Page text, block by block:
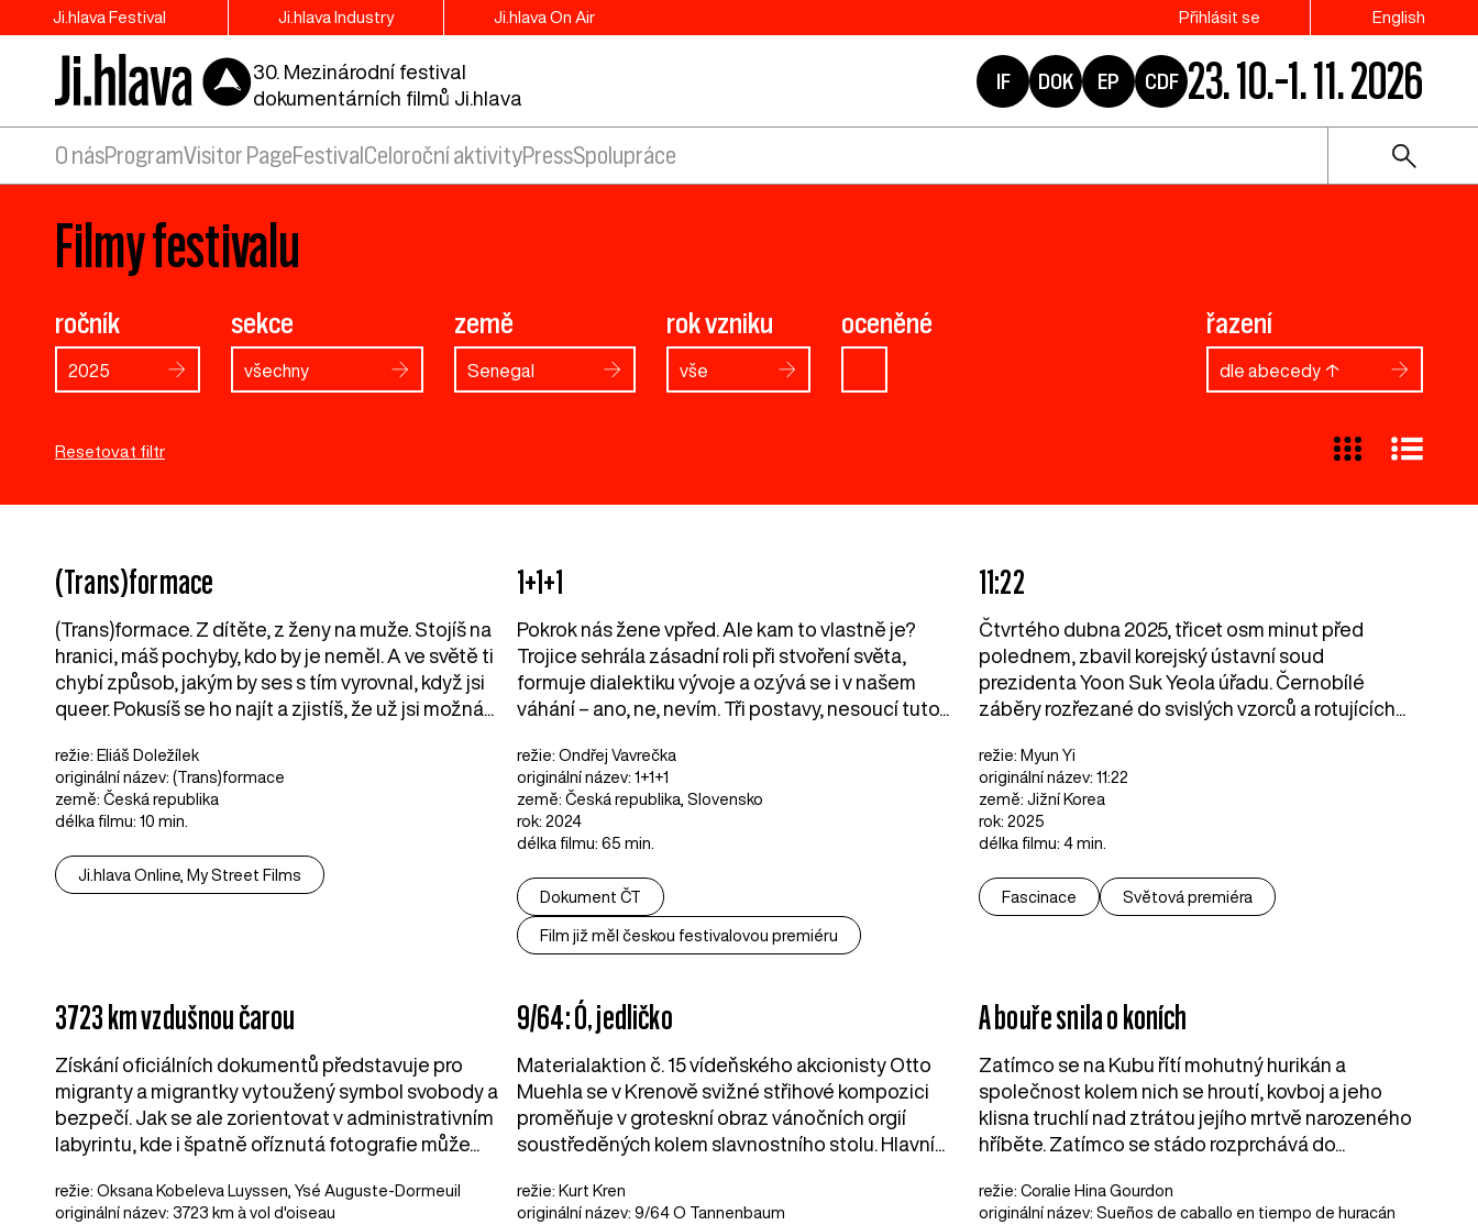
Ji.hlava Festival Ji.hlava Industry Ji.hlava On Air Přihlásit se English
30. Mezinárodní festival
dokumentárních filmů Ji.hlava
IF DOK EP CDF 23. 10.–1. 11. 2026
O násProgramVisitor PageFestival Celoroční aktivityPressSpolupráce
Filmy festivalu
ročník
2025
sekce
všechny
země
Senegal
rok vzniku
vše
oceněné řazení
dle abecedy ↑
Resetovat filtr
(Trans)formace
(Trans)formace. Z dítěte, z ženy na muže. Stojíš na
hranici, máš pochyby, kdo by je neměl. A ve světě ti
chybí způsob, jakým by ses s tím vyrovnal, když jsi
queer. Pokusíš se ho najít a zjistíš, že už jsi možná...
režie: Eliáš Doležílek
originální název: (Trans)formace
země: Česká republika
délka filmu: 10 min.
Ji.hlava Online, My Street Films
1+1+1
Pokrok nás žene vpřed. Ale kam to vlastně je?
Trojice sehrála zásadní roli při stvoření světa,
formuje dialektiku vývoje a ozývá se i v našem
váhání – ano, ne, nevím. Tři postavy, nesoucí tuto...
režie: Ondřej Vavrečka
originální název: 1+1+1
země: Česká republika, Slovensko
rok: 2024
délka filmu: 65 min.
Dokument ČT
Film již měl českou festivalovou premiéru
11:22
Čtvrtého dubna 2025, třicet osm minut před
polednem, zbavil korejský ústavní soud
prezidenta Yoon Suk Yeola úřadu. Černobílé
záběry rozřezané do svislých vzorců a rotujících...
režie: Myun Yi
originální název: 11:22
země: Jižní Korea
rok: 2025
délka filmu: 4 min.
Fascinace Světová premiéra
3723 km vzdušnou čarou
Získání oficiálních dokumentů představuje pro
migranty a migrantky vytoužený symbol svobody a
bezpečí. Jak se ale zorientovat v administrativním
labyrintu, kde i špatně oříznutá fotografie může...
režie: Oksana Kobeleva Luyssen, Ysé Auguste-Dormeuil
originální název: 3723 km à vol d'oiseau
9/64: Ó, jedličko
Materialaktion č. 15 vídeňského akcionisty Otto
Muehla se v Krenově svižné střihové kompozici
proměňuje v groteskní obraz vánočních orgií
soustředěných kolem slavnostního stolu. Hlavní...
režie: Kurt Kren
originální název: 9/64 O Tannenbaum
A bouře snila o koních
Zatímco se na Kubu řítí mohutný hurikán a
společnost kolem nich se hroutí, kovboj a jeho
klisna truchlí nad ztrátou jejího mrtvě narozeného
hříběte. Zatímco se stádo rozprchává do...
režie: Coralie Hina Gourdon
originální název: Sueños de caballo en tiempo de huracán